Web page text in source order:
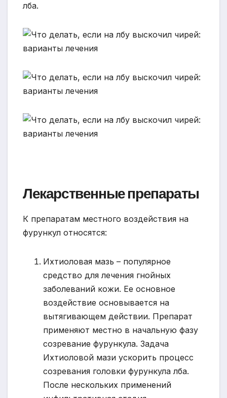
лба.
Лекарственные препараты
К препаратам местного воздействия на
фурункул относятся:
Ихтиоловая мазь – популярное
средство для лечения гнойных
заболеваний кожи. Ее основное
воздействие основывается на
вытягивающем действии. Препарат
применяют местно в начальную фазу
созревание фурункула. Задача
Ихтиоловой мази ускорить процесс
созревания головки фурункула лба.
После нескольких применений